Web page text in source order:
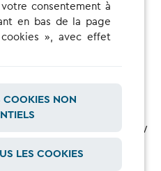
devant le lecteur de
commencez la session de
de recharge, répétez
votre carte CHARGE NOW
consentement à
en bas de la page
», avec effet
COOKIES NON
LES COOKIES